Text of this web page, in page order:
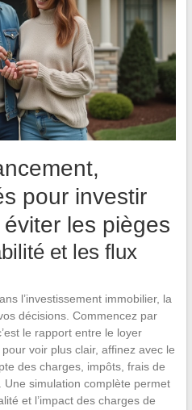
pour investir
les pièges
et les flux
l’investissement immobilier, la
décisions. Commencez par
le rapport entre le loyer
voir plus clair, affinez avec le
des charges, impôts, frais de
simulation complète permet
et l’impact des charges de